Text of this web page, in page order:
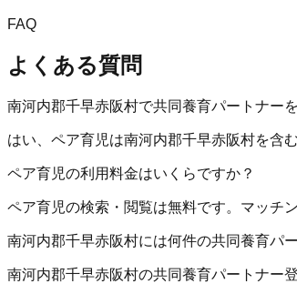
FAQ
よくある質問
南河内郡千早赤阪村で共同養育パートナー
はい、ペア育児は南河内郡千早赤阪村を含
ペア育児の利用料金はいくらですか？
ペア育児の検索・閲覧は無料です。マッチ
南河内郡千早赤阪村には何件の共同養育パ
南河内郡千早赤阪村の共同養育パートナー